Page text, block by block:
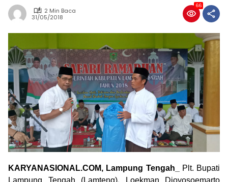
2 Min Baca
31/05/2018
66
KARYANASIONAL.COM, Lampung Tengah_
Plt. Bupati
Lampung Tengah (Lamteng), Loekman Djoyosoemarto